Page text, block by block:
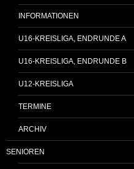
INFORMATIONEN
U16-KREISLIGA, ENDRUNDE A
U16-KREISLIGA, ENDRUNDE B
U12-KREISLIGA
TERMINE
ARCHIV
SENIOREN